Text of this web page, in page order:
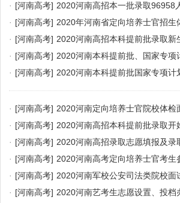
· [河南高考] 2020河南高招本一批录取96958
· [河南高考] 2020年河南省定向培养士官招生
· [河南高考] 2020河南高招本科提前批录取新
· [河南高考] 2020河南本科提前批、国家专
征集志愿
· [河南高考] 2020河南本科提前批国家专项
愿
· [河南高考] 2020河南定向培养士官院校体检
· [河南高考] 2020河南高招本科提前批录取开
· [河南高考] 2020河南高招录取志愿填报及录
· [河南高考] 2020河南高考定向培养士官考生
· [河南高考] 2020河南军校公安司法类院校面
· [河南高考] 2020河南艺考生志愿设置、投